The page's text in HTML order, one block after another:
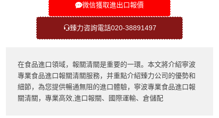
微信獲取進出口報價
臻力咨詢電話020-38891497
在食品進口領域，報關清關是重要的一環。本文將介紹寧波
專業食品進口報關清關服務，并重點介紹臻力公司的優勢和
細節，為您提供暢通無阻的進口體驗，寧波專業食品進口報
關清關，專業高效,進口報關、國際運輸、倉儲配